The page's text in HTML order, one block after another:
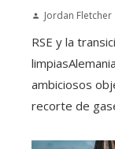
Jordan Fletcher
RSE y la
ambiciosos
recorte de